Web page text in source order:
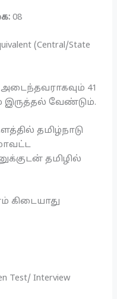
08
(Central/State
அடைந்தவராகவும் 41
இருத்தல் வேண்டும்.
தமிழ்நாடு
தமிழில்
கிடையாது
Test/ Interview